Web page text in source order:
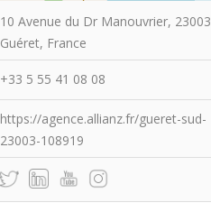
10 Avenue du Dr Manouvrier, 23003
Guéret, France
+33 5 55 41 08 08
https://agence.allianz.fr/gueret-sud-
23003-108919